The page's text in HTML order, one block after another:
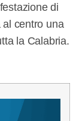
di
centro una
la Calabria.